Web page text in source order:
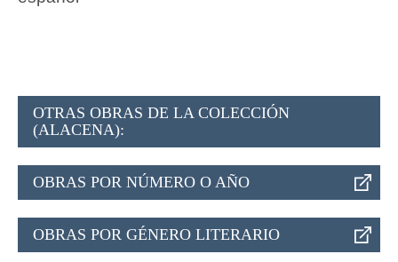
OTRAS OBRAS DE LA COLECCIÓN
(ALACENA):
OBRAS POR NÚMERO O AÑO
OBRAS POR GÉNERO LITERARIO